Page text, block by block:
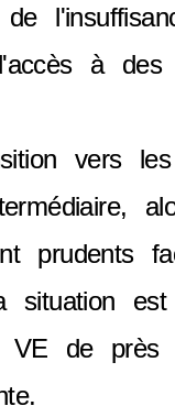
à des
vers les
prudents
est
VE de